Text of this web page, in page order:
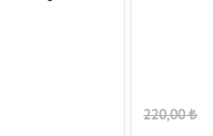
220,00₺